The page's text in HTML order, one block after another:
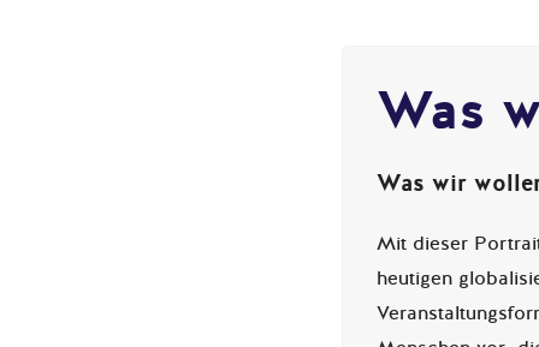
Was
Was wir
Mit dieser
heutigen